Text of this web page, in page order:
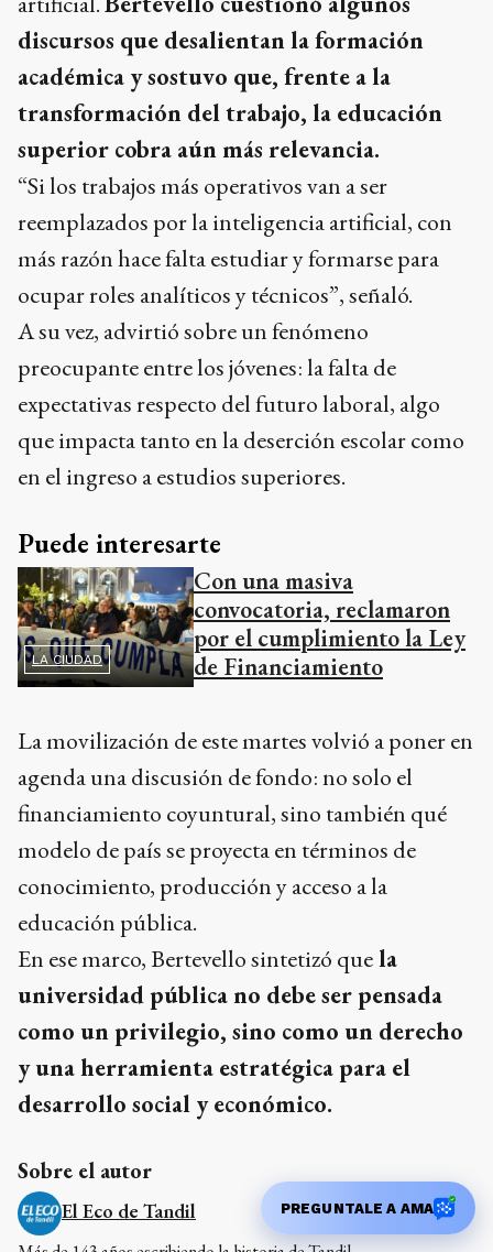
discursos que desalientan la formación
académica y sostuvo que, frente a la
transformación del trabajo, la educación
superior cobra aún más relevancia.
“Si los trabajos más operativos van a ser
reemplazados por la inteligencia artificial, con
más razón hace falta estudiar y formarse para
ocupar roles analíticos y técnicos”, señaló.
A su vez, advirtió sobre un fenómeno
preocupante entre los jóvenes: la falta de
expectativas respecto del futuro laboral, algo
que impacta tanto en la deserción escolar como
en el ingreso a estudios superiores.
Puede interesarte
LA CIUDAD
Con una masiva
convocatoria, reclamaron
por el cumplimiento la Ley
de Financiamiento
La movilización de este martes volvió a poner en
agenda una discusión de fondo: no solo el
financiamiento coyuntural, sino también qué
modelo de país se proyecta en términos de
conocimiento, producción y acceso a la
educación pública.
En ese marco, Bertevello sintetizó quela
universidad pública no debe ser pensada
como un privilegio, sino como un derecho
y una herramienta estratégica para el
desarrollo social y económico.
Sobre el autor
El Eco de Tandil PREGUNTALE A AMA